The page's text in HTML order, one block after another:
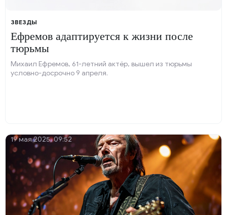
ЗВЕЗДЫ
Ефремов адаптируется к жизни после
тюрьмы
Михаил Ефремов, 61-летний актёр, вышел из тюрьмы
условно-досрочно 9 апреля.
19 мая 2025, 09:52